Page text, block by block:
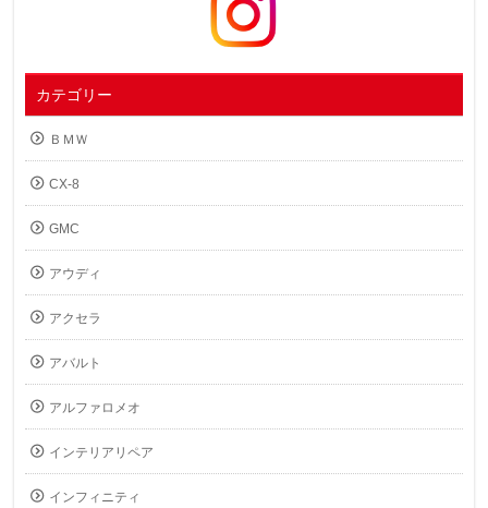
カテゴリー
ＢＭＷ
CX-8
GMC
アウディ
アクセラ
アバルト
アルファロメオ
インテリアリペア
インフィニティ